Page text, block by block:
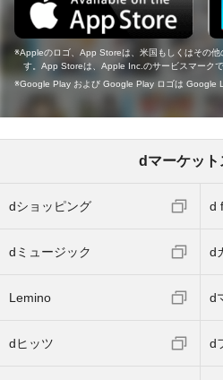
Appleのロゴ、App Storeは、米国もしくはその
す。App Storeは、Apple Inc.のサービスマークで
Google Play および Google Play ロゴは Google
dマーケット
dショッピング d
dミュージック d
Lemino d
dヒッツ d